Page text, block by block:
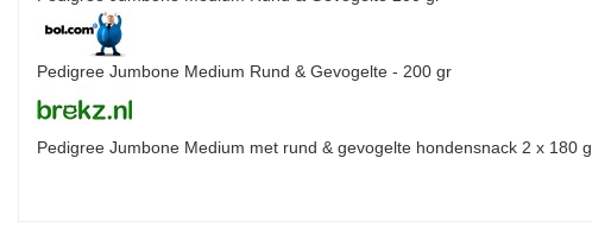
Pedigree Jumbone Medium Rund & Gevogelte - 200 gr
Pedigree Jumbone Medium met rund & gevogelte hondensnack 2 x 180 g